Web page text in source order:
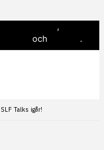
,
och .
Talks igår!